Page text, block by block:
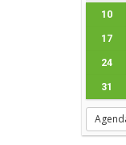
10
17
24
31